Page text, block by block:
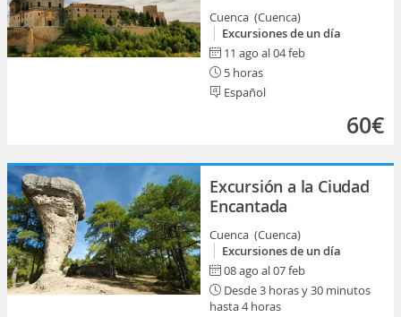
Cuenca (Cuenca)
Excursiones de un día
11 ago al 04 feb
5 horas
Español
60€
Excursión a la Ciudad
Encantada
Cuenca (Cuenca)
Excursiones de un día
08 ago al 07 feb
Desde 3 horas y 30 minutos
hasta 4 horas